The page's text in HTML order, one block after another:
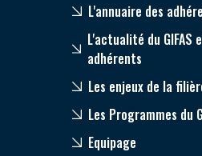
L'annuaire des
L'actualité du GIFAS
adhérents
Les enjeux de la
Les Programmes du
Equipage